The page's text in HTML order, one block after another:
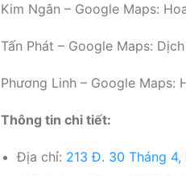
Kim Ngân – Google Maps:
Tấn Phát – Google Maps:
Phương Linh – Google
Thông tin chi tiết:
Địa chỉ: 213 Đ. 30 Tháng 4,